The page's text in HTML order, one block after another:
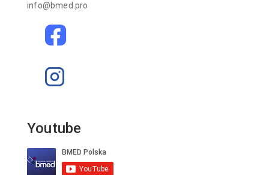
info@bmed.pro
Youtube